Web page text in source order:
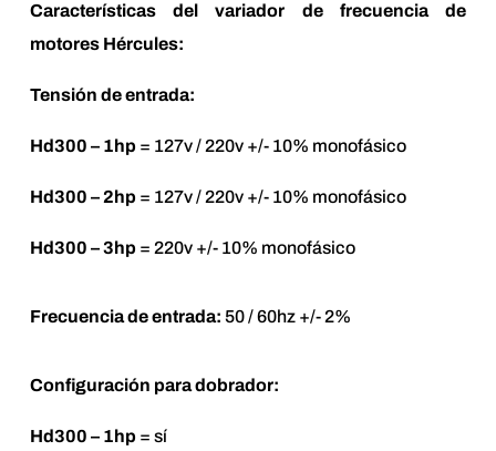
Características del variador de frecuencia de
motores Hércules:
Tensión de entrada:
Hd300 – 1hp= 127v / 220v +/- 10% monofásico
Hd300 – 2hp= 127v / 220v +/- 10% monofásico
Hd300 – 3hp= 220v +/- 10% monofásico
Frecuencia de entrada: 50 / 60hz +/- 2%
Configuración para dobrador:
Hd300 – 1hp= sí